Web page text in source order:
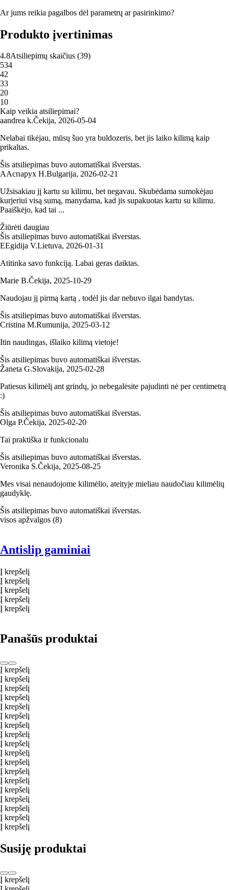
Ar jums reikia pagalbos dėl parametrų ar pasirinkimo?
Produkto įvertinimas
4.8Atsiliepimų skaičius (39)
534
42
33
20
10
Kaip veikia atsiliepimai?
aandrea k.Čekija, 2026‑05‑04
Nelabai tikėjau, mūsų šuo yra buldozeris, bet jis laiko kilimą kaip
prikaltas.
Šis atsiliepimas buvo automatiškai išverstas.
ААспарух Н.Bulgarija, 2026‑02‑21
Užsisakiau jį kartu su kilimu, bet negavau. Skubėdama sumokėjau
kurjeriui visą sumą, manydama, kad jis supakuotas kartu su kilimu.
Paaiškėjo, kad tai ...
Žiūrėti daugiau
Šis atsiliepimas buvo automatiškai išverstas.
EEgidija V.Lietuva, 2026‑01‑31
Atitinka savo funkciją. Labai geras daiktas.
Marie B.Čekija, 2025‑10‑29
Naudojau jį pirmą kartą , todėl jis dar nebuvo ilgai bandytas.
Šis atsiliepimas buvo automatiškai išverstas.
Cristina M.Rumunija, 2025‑03‑12
Itin naudingas, išlaiko kilimą vietoje!
Šis atsiliepimas buvo automatiškai išverstas.
Žaneta G.Slovakija, 2025‑02‑28
Patiesus kilimėlį ant grindų, jo nebegalėsite pajudinti nė per centimetrą
:)
Šis atsiliepimas buvo automatiškai išverstas.
Olga P.Čekija, 2025‑02‑20
Tai praktiška ir funkcionalu
Šis atsiliepimas buvo automatiškai išverstas.
Veronika S.Čekija, 2025‑08‑25
Mes visai nenaudojome kilimėlio, ateityje mieliau naudočiau kilimėlių
gaudyklę.
Šis atsiliepimas buvo automatiškai išverstas.
visos apžvalgos (8)
Antislip gaminiai
Į krepšelį
Į krepšelį
Į krepšelį
Į krepšelį
Į krepšelį
Panašūs produktai
Į krepšelį
Į krepšelį
Į krepšelį
Į krepšelį
Į krepšelį
Į krepšelį
Į krepšelį
Į krepšelį
Į krepšelį
Į krepšelį
Į krepšelį
Į krepšelį
Į krepšelį
Į krepšelį
Į krepšelį
Į krepšelį
Į krepšelį
Į krepšelį
Susiję produktai
Į krepšelį